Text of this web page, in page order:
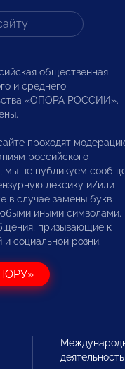
общественная
и среднего
«ОПОРА РОССИИ».
проходят
российского
мы не публикуем
лексику и/или
в случае замены букв
иными символами.
призывающие к
социальной розни.
деятельность